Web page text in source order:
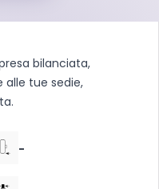
bilanciata,
alle tue sedie,
-